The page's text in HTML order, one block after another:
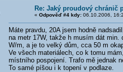
Re: Jaký proudový chránič
« Odpověď #4 kdy:06.10.2006,
Máte pravdu, 20A jsem hodně
na metr 17W, takže h musím dát
W/m, a je to velký dům, cca 50 m
Ve všech materiálech, co k tomu
místního pospojení. Trafo mě jednak
To samé píšou i k topení v podlaze.